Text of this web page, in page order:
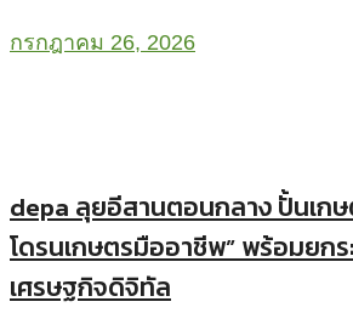
กรกฎาคม 26, 2026
depa ลุยอีสานตอนกลาง ปั้นเก
โดรนเกษตรมืออาชีพ” พร้อมยกร
เศรษฐกิจดิจิทัล